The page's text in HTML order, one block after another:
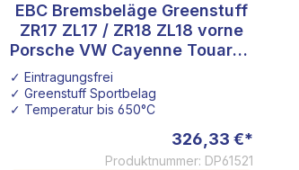
von 5 von 5 SternenDurchschnittliche
EBC Bremsbeläge Greenstuff
ZR17 ZL17 / ZR18 ZL18 vorne
Porsche VW Cayenne Touareg
3.0 Diesel 3.2 V6 3 für alle
ZR17 ZL17 / ZR18 ZL18
Bremssättel
✓ Eintragungsfrei
✓ Greenstuff Sportbelag
✓ Temperatur bis 650°C
326,33 €*
Produktnummer: DP61521